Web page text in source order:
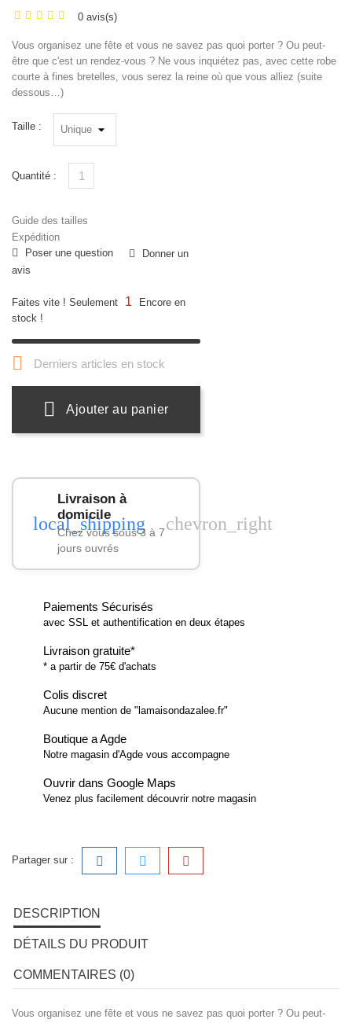
0 avis(s)
Vous organisez une fête et vous ne savez pas quoi porter ? Ou peut-
être que c'est un rendez-vous ? Ne vous inquiétez pas, avec cette robe
courte à fines bretelles, vous serez la reine où que vous alliez (suite
dessous…)
Taille :
Quantité :
Guide des tailles
Expédition
Poser une question
Donner un
avis
Faites vite ! Seulement 1
Encore en
stock !
 Derniers articles en stock
Ajouter au panier
local_shipping
Livraison à
domicile
Chez vous sous 3 à 7
jours ouvrés
chevron_right
Paiements Sécurisés
avec SSL et authentification en deux étapes
Livraison gratuite*
* a partir de 75€ d'achats
Colis discret
Aucune mention de "lamaisondazalee.fr"
Boutique a Agde
Notre magasin d'Agde vous accompagne
Ouvrir dans Google Maps
Venez plus facilement découvrir notre magasin
Partager sur :
DESCRIPTION
DÉTAILS DU PRODUIT
COMMENTAIRES (0)
Vous organisez une fête et vous ne savez pas quoi porter ? Ou peut-